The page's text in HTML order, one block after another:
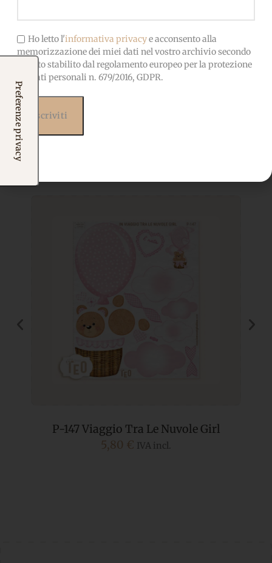
Potrebbero interessarti
P-147 Viaggio Tra Le Nuvole Girl
5,80 € IVA incl.
Ho letto l'informativa privacye acconsento alla
memorizzazione dei miei dati nel vostro archivio secondo
quanto stabilito dal regolamento europeo per la protezione
dei dati personali n. 679/2016, GDPR.